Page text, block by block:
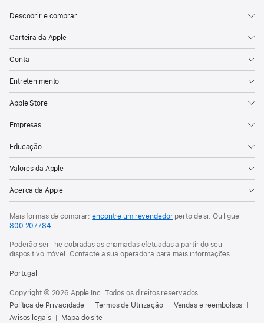
Descobrir e comprar
Carteira da Apple
Conta
Entretenimento
Apple Store
Empresas
Educação
Valores da Apple
Acerca da Apple
Mais formas de comprar:encontre um revendedorperto de si. Ou ligue
800 207784.
Poderão ser-lhe cobradas as chamadas efetuadas a partir do seu
dispositivo móvel. Contacte a sua operadora para mais informações.
Portugal
Copyright © 2026 Apple Inc. Todos os direitos reservados.
Política de Privacidade
Termos de Utilização
Vendas e reembolsos
Avisos legais
Mapa do site